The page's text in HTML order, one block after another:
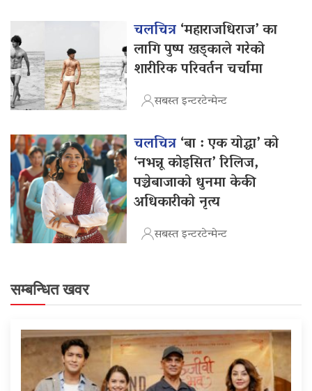
चलचित्र‘महाराजधिराज’ का
लागि पुष्प खड्काले गरेको
शारीरिक परिवर्तन चर्चामा
सबस्त इन्टरटेन्मेन्ट
चलचित्र‘बा : एक योद्धा’ को
‘नभन्नू कोइसित’ रिलिज,
पञ्चेबाजाको धुनमा केकी
अधिकारीको नृत्य
सबस्त इन्टरटेन्मेन्ट
सम्बन्धित खवर